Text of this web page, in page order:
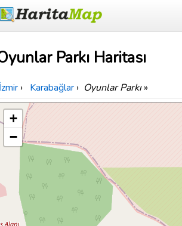
Parkı Haritası
İzmir › Karabağlar › Oyunlar Parkı»
+
−